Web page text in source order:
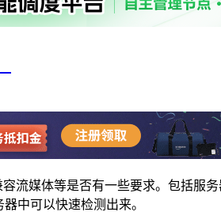
流媒体等是否有一些要求。包括服
中可以快速检测出来。